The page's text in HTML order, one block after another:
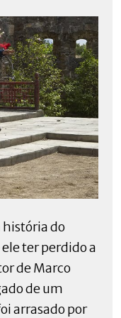
história do
ter perdido a
de Marco
de um
arrasado por